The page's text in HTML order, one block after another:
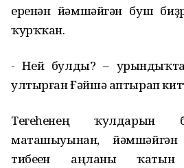
еренән йәмшәйгән буш
ҡурҡҡан.
- Ней булды? – урындыҡта
ултырған Ғәйшә аптырап
Тегеһенең ҡулдарын
маташыуынан,
тибеүен аңланы